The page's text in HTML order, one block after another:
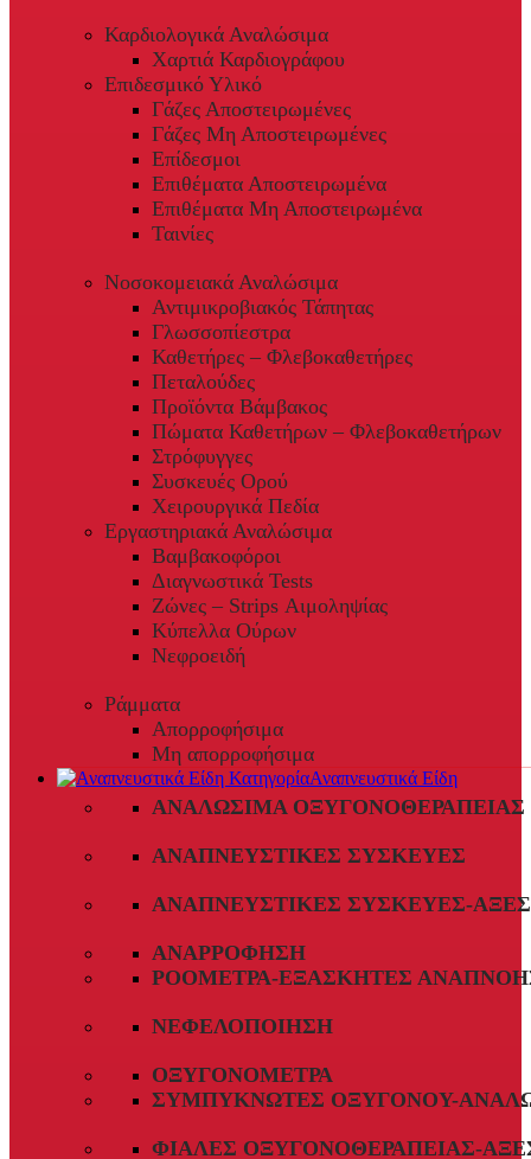
Καρδιολογικά Αναλώσιμα
Χαρτιά Καρδιογράφου
Επιδεσμικό Υλικό
Γάζες Αποστειρωμένες
Γάζες Μη Αποστειρωμένες
Επίδεσμοι
Επιθέματα Αποστειρωμένα
Επιθέματα Μη Αποστειρωμένα
Ταινίες
Νοσοκομειακά Αναλώσιμα
Αντιμικροβιακός Τάπητας
Γλωσσοπίεστρα
Καθετήρες – Φλεβοκαθετήρες
Πεταλούδες
Προϊόντα Βάμβακος
Πώματα Καθετήρων – Φλεβοκαθετήρων
Στρόφυγγες
Συσκευές Ορού
Χειρουργικά Πεδία
Εργαστηριακά Αναλώσιμα
Βαμβακοφόροι
Διαγνωστικά Tests
Ζώνες – Strips Αιμοληψίας
Κύπελλα Ούρων
Νεφροειδή
Ράμματα
Απορροφήσιμα
Μη απορροφήσιμα
Αναπνευστικά Είδη
ΑΝΑΛΏΣΙΜΑ ΟΞΥΓΟΝΟΘΕΡΑΠΕΊΑΣ
ΑΝΑΠΝΕΥΣΤΙΚΈΣ ΣΥΣΚΕΥΈΣ
ΑΝΑΠΝΕΥΣΤΙΚΈΣ ΣΥΣΚΕΥΈΣ-
ΑΝΑΡΡΌΦΗΣΗ
ΡΟΌΜΕΤΡΑ-ΕΞΑΣΚΗΤΈΣ
ΝΕΦΕΛΟΠΟΊΗΣΗ
ΟΞΥΓΟΝΌΜΕΤΡΑ
ΣΥΜΠΥΚΝΩΤΈΣ ΟΞΥΓΌΝΟΥ-
ΦΙΆΛΕΣ ΟΞΥΓΟΝΟΘΕΡΑΠΕΊΑΣ-